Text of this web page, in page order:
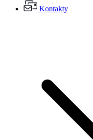
Kontakty